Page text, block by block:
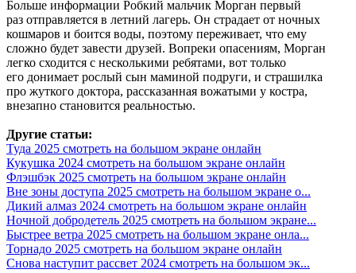
Больше информации Робкий мальчик Морган первый
раз отправляется в летний лагерь. Он страдает от ночных
кошмаров и боится воды, поэтому переживает, что ему
сложно будет завести друзей. Вопреки опасениям, Морган
легко сходится с несколькими ребятами, вот только
его донимает рослый сын маминой подруги, и страшилка
про жуткого доктора, рассказанная вожатыми у костра,
внезапно становится реальностью.
Другие статьи:
Туда 2025 смотреть на большом экране онлайн
Кукушка 2024 смотреть на большом экране онлайн
Флэшбэк 2025 смотреть на большом экране онлайн
Вне зоны доступа 2025 смотреть на большом экране о...
Дикий алмаз 2024 смотреть на большом экране онлайн
Ночной добродетель 2025 смотреть на большом экране...
Быстрее ветра 2025 смотреть на большом экране онла...
Торнадо 2025 смотреть на большом экране онлайн
Снова наступит рассвет 2024 смотреть на большом эк...